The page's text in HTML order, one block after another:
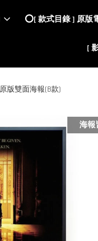
⭕️[ 款式目錄 ] 原版
[
版雙面海報(B款)
海報